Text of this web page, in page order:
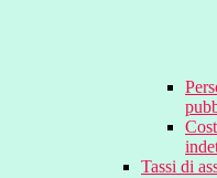
Tassi di